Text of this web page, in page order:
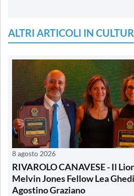
ALTRI ARTICOLI IN
8 agosto 2026
RIVAROLO CANAVESE - Il
Melvin Jones Fellow Lea
Agostino Graziano